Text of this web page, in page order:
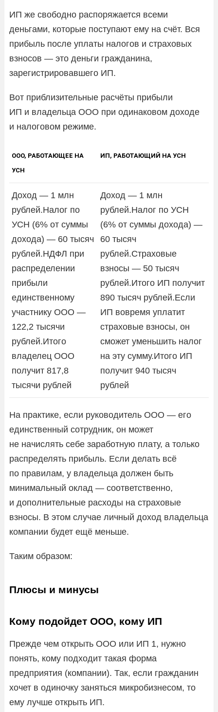
ИП же свободно распоряжается всеми
деньгами, которые поступают ему на счёт. Вся
прибыль после уплаты налогов и страховых
взносов — это деньги гражданина,
зарегистрировавшего ИП.
Вот приблизительные расчёты прибыли
ИП и владельца ООО при одинаковом доходе
и налоговом режиме.
ООО, РАБОТАЮЩЕЕ НА
УСН
ИП, РАБОТАЮЩИЙ НА УСН
Доход — 1 млн
рублей.Налог по
УСН (6% от суммы
дохода) — 60 тысяч
рублей.НДФЛ при
распределении
прибыли
единственному
участнику ООО —
122,2 тысячи
рублей.Итого
владелец ООО
получит 817,8
тысячи рублей
Доход — 1 млн
рублей.Налог по УСН
(6% от суммы дохода) —
60 тысяч
рублей.Страховые
взносы — 50 тысяч
рублей.Итого ИП получит
890 тысяч рублей.Если
ИП вовремя уплатит
страховые взносы, он
сможет уменьшить налог
на эту сумму.Итого ИП
получит 940 тысяч
рублей
На практике, если руководитель ООО — его
единственный сотрудник, он может
не начислять себе заработную плату, а только
распределять прибыль. Если делать всё
по правилам, у владельца должен быть
минимальный оклад — соответственно,
и дополнительные расходы на страховые
взносы. В этом случае личный доход владельца
компании будет ещё меньше.
Таким образом:
Плюсы и минусы
Кому подойдет ООО, кому ИП
Прежде чем открыть ООО или ИП 1, нужно
понять, кому подходит такая форма
предприятия (компании). Так, если гражданин
хочет в одиночку заняться микробизнесом, то
ему лучше открыть ИП.